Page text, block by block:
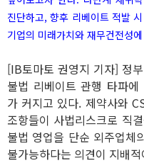
진단하고, 향후 리베이트 적발
기업의 미래가치와 재무건전성
[IB토마토 권영지 기자] 정
불법 리베이트 관행 타파
가 커지고 있다. 제약사와
조항들이 사법리스크로 직
불법 영업을 단순 외주업체
불가능하다는 의견이 지배